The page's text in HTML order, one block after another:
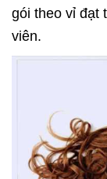
gói theo vỉ đạt
viên.